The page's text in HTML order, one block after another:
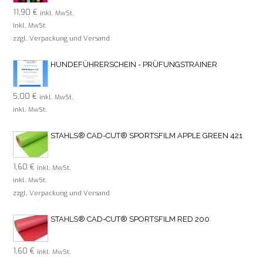
gewählt
11,90 € inkl. MwSt.
inkl. MwSt.
zzgl. Verpackung und Versand
HUNDEFÜHRERSCHEIN - PRÜFUNGSTRAINER
5,00 € inkl. MwSt.
inkl. MwSt.
STAHLS® CAD-CUT® SPORTSFILM APPLE GREEN 421
1,60 € inkl. MwSt.
inkl. MwSt.
zzgl. Verpackung und Versand
STAHLS® CAD-CUT® SPORTSFILM RED 200
1,60 € inkl. MwSt.